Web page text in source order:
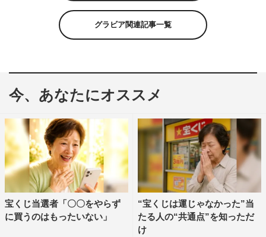
グラビア関連記事一覧
今、あなたにオススメ
宝くじ当選者「〇〇をやらず
に買うのはもったいない」
“宝くじは運じゃなかった”当
たる人の“共通点”を知っただ
け